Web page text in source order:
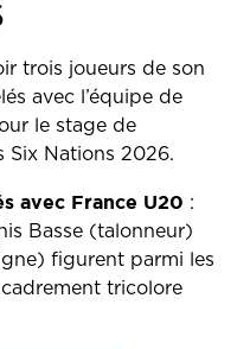
trois joueurs de son
avec l’équipe de
le stage de
Six Nations 2026.
avec France U20 :
Basse (talonneur)
figurent parmi les
tricolore